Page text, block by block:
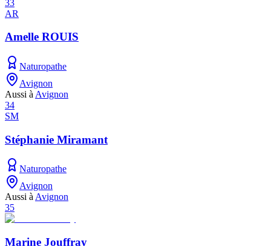
33
AR
Amelle ROUIS
Naturopathe
Avignon
Aussi à Avignon
34
SM
Stéphanie Miramant
Naturopathe
Avignon
Aussi à Avignon
35
Marine Jouffray